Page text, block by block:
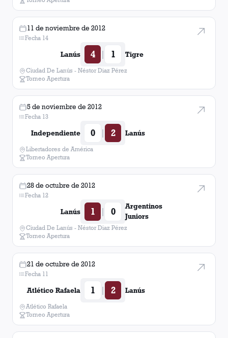
11 de noviembre de 2012
Fecha 14
Lanús 4 | 1 Tigre
Ciudad De Lanús - Néstor Diaz Pérez
Torneo Apertura
5 de noviembre de 2012
Fecha 13
Independiente 0 | 2 Lanús
Libertadores de América
Torneo Apertura
28 de octubre de 2012
Fecha 12
Lanús 1 | 0
Argentinos
Juniors
Ciudad De Lanús - Néstor Diaz Pérez
Torneo Apertura
21 de octubre de 2012
Fecha 11
Atlético Rafaela 1 | 2 Lanús
Atlético Rafaela
Torneo Apertura